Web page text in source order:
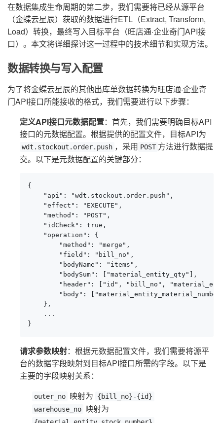
在数据集成生命周期的第二步，我们需要将已经从源平台
（金蝶云星辰）获取的数据进行ETL（Extract, Transform,
Load）转换，最终写入目标平台（旺店通·企业奇门API接
口）。本文将详细探讨这一过程中的技术细节和实现方法。
数据转换与写入配置
为了将金蝶云星辰的其他出库单数据转换为旺店通·企业奇
门API接口所能接收的格式，我们需要进行以下步骤：
定义API接口元数据配置：首先，我们需要明确目标API
接口的元数据配置。根据提供的配置文件，目标API为
wdt.stockout.order.push ，采用 POST 方法进行数据提
交。以下是元数据配置的关键部分：
{
    "api": "wdt.stockout.order.push",
    "effect": "EXECUTE",
    "method": "POST",
    "idCheck": true,
    "operation": {
        "method": "merge",
        "field": "bill_no",
        "bodyName": "items",
        "bodySum": ["material_entity_qty"],
"header": ["id", "bill_no",
"body":
    },
    ...
}
请求参数映射：根据元数据配置文件，我们需要将源平
台的数据字段映射到目标API接口所需的字段。以下是
主要的字段映射关系：
outer_no 映射为
{bill_no}-{id}
warehouse_no 映射为